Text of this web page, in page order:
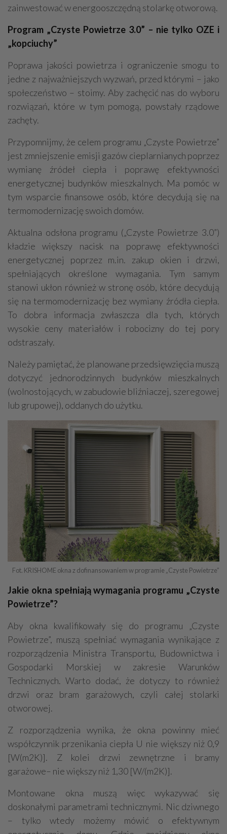
zainwestować w energooszczędną stolarkę otworową.
Program „Czyste Powietrze 3.0” – nie tylko OZE i
„kopciuchy”
Poprawa jakości powietrza i ograniczenie smogu to
jedne z najważniejszych wyzwań, przed którymi – jako
społeczeństwo – stoimy. Aby zachęcić nas do wyboru
rozwiązań, które w tym pomogą, powstały rządowe
zachęty.
Przypomnijmy, że celem programu „Czyste Powietrze”
jest zmniejszenie emisji gazów cieplarnianych poprzez
wymianę źródeł ciepła i poprawę efektywności
energetycznej budynków mieszkalnych. Ma pomóc w
tym wsparcie finansowe osób, które decydują się na
termomodernizację swoich domów.
Aktualna odsłona programu („Czyste Powietrze 3.0”)
kładzie większy nacisk na poprawę efektywności
energetycznej poprzez m.in. zakup okien i drzwi,
spełniających określone wymagania. Tym samym
stanowi ukłon również w stronę osób, które decydują
się na termomodernizację bez wymiany źródła ciepła.
To dobra informacja zwłaszcza dla tych, których
wysokie ceny materiałów i robocizny do tej pory
odstraszały.
Należy pamiętać, że planowane przedsięwzięcia muszą
dotyczyć jednorodzinnych budynków mieszkalnych
(wolnostojących, w zabudowie bliźniaczej, szeregowej
lub grupowej), oddanych do użytku.
Fot. KRISHOME okna z dofinansowaniem w programie „Czyste Powietrze”
Jakie okna spełniają wymagania programu „Czyste
Powietrze”?
Aby okna kwalifikowały się do programu „Czyste
Powietrze”, muszą spełniać wymagania wynikające z
rozporządzenia Ministra Transportu, Budownictwa i
Gospodarki Morskiej w zakresie Warunków
Technicznych. Warto dodać, że dotyczy to również
drzwi oraz bram garażowych, czyli całej stolarki
otworowej.
Z rozporządzenia wynika, że okna powinny mieć
współczynnik przenikania ciepła U nie większy niż 0,9
[W(m2K)]. Z kolei drzwi zewnętrzne i bramy
garażowe– nie większy niż 1,30 [W/(m2K)].
Montowane okna muszą więc wykazywać się
doskonałymi parametrami technicznymi. Nic dziwnego
– tylko wtedy możemy mówić o efektywnym